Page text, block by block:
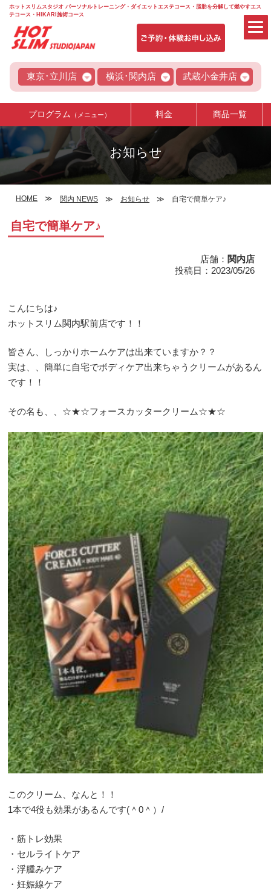
ホットスリムスタジオ パーソナルトレーニング・ダイエットエステコース・脂肪を分解して燃やすエス
テコース・HIKARI施術コース
東京･立川店 横浜･関内店 武蔵小金井店
プログラム （メニュー） 料金 商品一覧
お知らせ
HOME 関内 NEWS お知らせ 自宅で簡単ケア♪
自宅で簡単ケア♪
店舗： 関内店
投稿日：2023/05/26
こんにちは♪
ホットスリム関内駅前店です！！
皆さん、しっかりホームケアは出来ていますか？？
実は、、簡単に自宅でボディケア出来ちゃうクリームがあるん
です！！
その名も、、☆★☆フォースカッタークリーム☆★☆
このクリーム、なんと！！
1本で4役も効果があるんです(＾0＾）/
・筋トレ効果
・セルライトケア
・浮腫みケア
・妊娠線ケア